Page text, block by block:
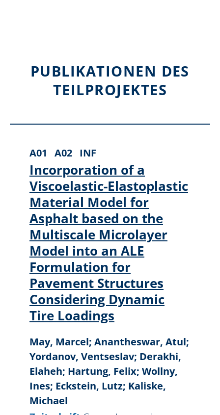
PUBLIKATIONEN DES
TEILPROJEKTES
A01 A02 INF
Incorporation of a
Viscoelastic-Elastoplastic
Material Model for
Asphalt based on the
Multiscale Microlayer
Model into an ALE
Formulation for
Pavement Structures
Considering Dynamic
Tire Loadings
May, Marcel; Anantheswar, Atul;
Yordanov, Ventseslav; Derakhi,
Elaheh; Hartung, Felix; Wollny,
Ines; Eckstein, Lutz; Kaliske,
Michael